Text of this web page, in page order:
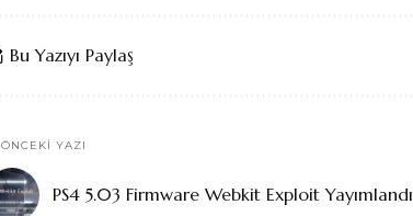
Bu Yazıyı Paylaş
ÖNCEKI YAZI
PS4 5.03 Firmware Webkit Exploit Yayımlandı